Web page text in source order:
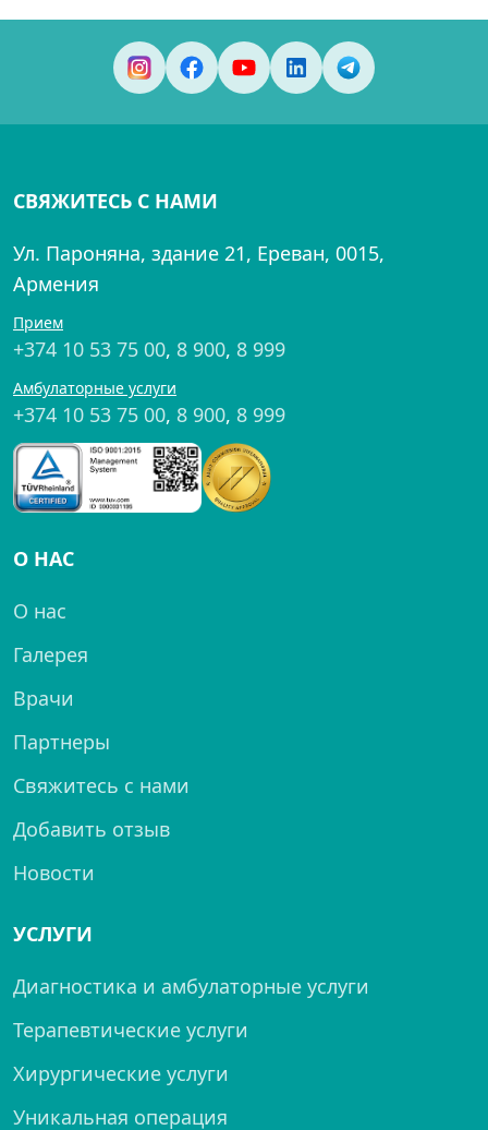
СВЯЖИТЕСЬ С НАМИ
Ул. Пароняна, здание 21, Ереван, 0015,
Армения
Прием
+374 10 53 75 00, 8 900, 8 999
Амбулаторные услуги
+374 10 53 75 00, 8 900, 8 999
О НАС
О нас
Галерея
Врачи
Партнеры
Свяжитесь с нами
Добавить отзыв
Новости
УСЛУГИ
Диагностика и амбулаторные услуги
Терапевтические услуги
Хирургические услуги
Уникальная операция